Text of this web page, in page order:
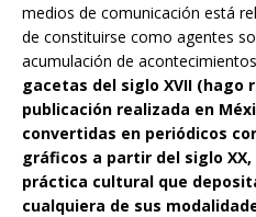
medios de comunicación está
de constituirse como agentes
acumulación de
gacetas del siglo XVII (hago
publicación realizada en
convertidas en periódicos
gráficos a partir del siglo
práctica cultural que
cualquiera de sus